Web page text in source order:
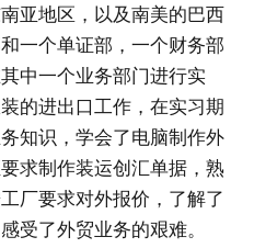
亚地区，以及南美的巴西
一个单证部，一个财务部
中一个业务部门进行实
的进出口工作，在实习期
知识，学会了电脑制作外
求制作装运创汇单据，熟
厂要求对外报价，了解了
受了外贸业务的艰难。